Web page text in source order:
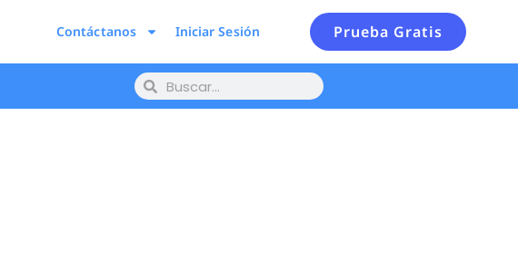
Contáctanos Iniciar Sesión Prueba Gratis